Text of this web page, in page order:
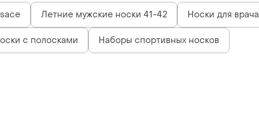
Летние мужские носки 41-42 Носки для врача
с полосками Наборы спортивных носков